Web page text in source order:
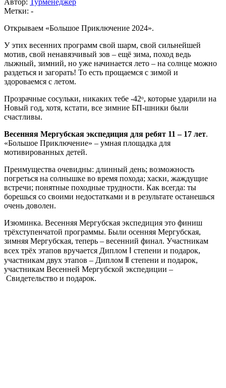
Автор: Турменеджер
Метки: -
Открываем «Большое Приключение 2024».
У этих весенних программ свой шарм, свой сильнейшей
мотив, свой ненавязчивый зов – ещё зима, поход ведь
лыжный, зимний, но уже начинается лето – на солнце можно
раздеться и загорать! То есть прощаемся с зимой и
здороваемся с летом.
Прозрачные сосульки, никаких тебе -42ᵒ, которые ударили на
Новый год, хотя, кстати, все зимние БП-шники были
счастливы.
Весенняя Мергубская экспедиция для ребят 11 – 17 лет.
«Большое Приключение» – умная площадка для
мотивированных детей.
Преимущества очевидны: длинный день; возможность
погреться на солнышке во время похода; хаски, жаждущие
встречи; понятные походные трудности. Как всегда: ты
борешься со своими недостатками и в результате останешься
очень доволен.
Изюминка. Весенняя Мергубская экспедиция это финиш
трёхступенчатой программы. Были осенняя Мергубская,
зимняя Мергубская, теперь – весенний финал. Участникам
всех трёх этапов вручается Диплом Ⅰ степени и подарок,
участникам двух этапов – Диплом Ⅱ степени и подарок,
участникам Весенней Мергубской экспедиции –
Свидетельство и подарок.